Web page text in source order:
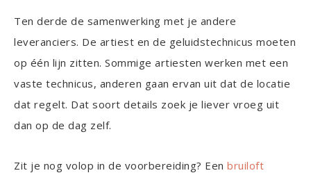
Ten derde de samenwerking met je andere
leveranciers. De artiest en de geluidstechnicus moeten
op één lijn zitten. Sommige artiesten werken met een
vaste technicus, anderen gaan ervan uit dat de locatie
dat regelt. Dat soort details zoek je liever vroeg uit
dan op de dag zelf.
Zit je nog volop in de voorbereiding? Een bruiloft